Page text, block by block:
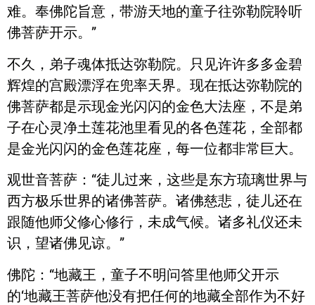
难。奉佛陀旨意，带游天地的童子往弥勒院聆听
佛菩萨开示。”
不久，弟子魂体抵达弥勒院。只见许许多多金碧
辉煌的宫殿漂浮在兜率天界。现在抵达弥勒院的
佛菩萨都是示现金光闪闪的金色大法座，不是弟
子在心灵净土莲花池里看见的各色莲花，全部都
是金光闪闪的金色莲花座，每一位都非常巨大。
观世音菩萨：“徒儿过来，这些是东方琉璃世界与
西方极乐世界的诸佛菩萨。诸佛慈悲，徒儿还在
跟随他师父修心修行，未成气候。诸多礼仪还未
识，望诸佛见谅。”
佛陀：“地藏王，童子不明问答里他师父开示
的‘地藏王菩萨他没有把任何的地藏全部作为不好